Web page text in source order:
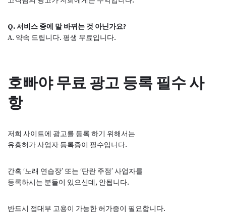
Q. 서비스 중에 말 바뀌는 것 아닌가요?
A. 약속 드립니다. 평생 무료입니다.
호빠야 무료 광고 등록 필수 사
항
저희 사이트에 광고를 등록 하기 위해서는
유흥허가 사업자 등록증이 필수입니다.
간혹 ‘노래 연습장’ 또는 ‘단란 주점’ 사업자를
등록하시는 분들이 있으신데, 안됩니다.
반드시 접대부 고용이 가능한 허가증이 필요합니다.